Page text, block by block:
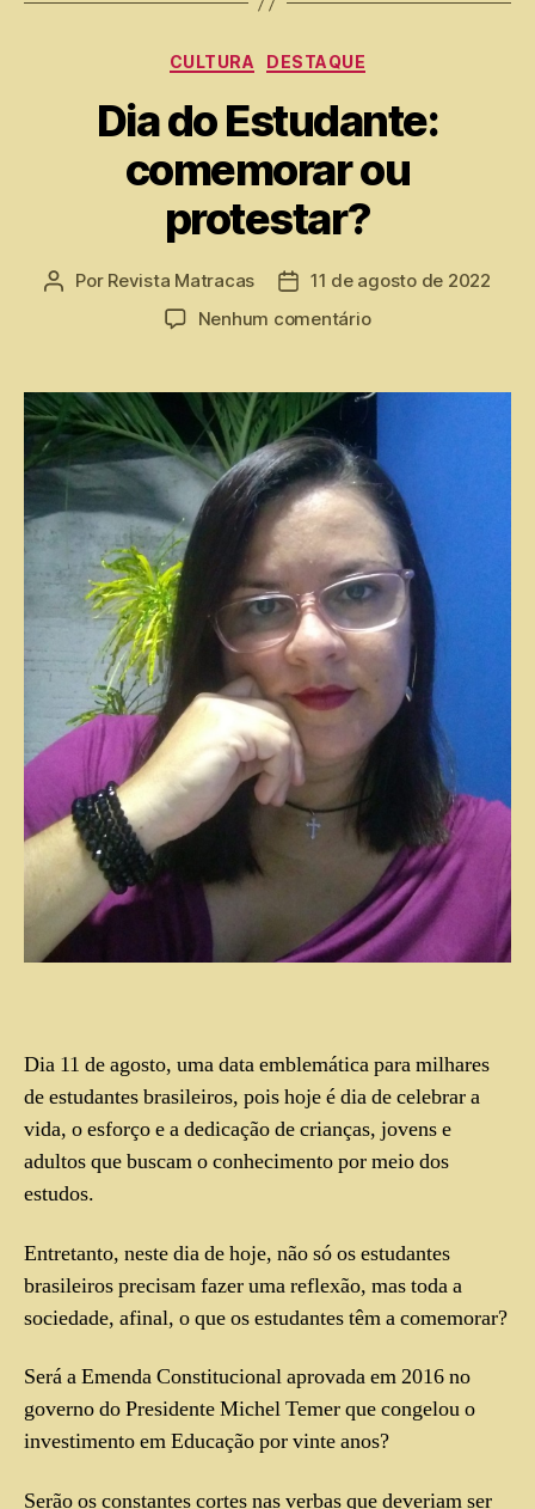
CULTURA DESTAQUE
Dia do Estudante:
comemorar ou
protestar?
Por Revista Matracas
11 de agosto de 2022
Nenhum comentário
Dia 11 de agosto, uma data emblemática para milhares
de estudantes brasileiros, pois hoje é dia de celebrar a
vida, o esforço e a dedicação de crianças, jovens e
adultos que buscam o conhecimento por meio dos
estudos.
Entretanto, neste dia de hoje, não só os estudantes
brasileiros precisam fazer uma reflexão, mas toda a
sociedade, afinal, o que os estudantes têm a comemorar?
Será a Emenda Constitucional aprovada em 2016 no
governo do Presidente Michel Temer que congelou o
investimento em Educação por vinte anos?
Serão os constantes cortes nas verbas que deveriam ser